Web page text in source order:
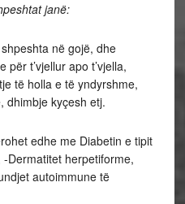
janë:
në gojë, dhe
t’vjellur apo t’vjella,
të holla e të yndyrshme,
dhimbje kyçesh etj.
edhe me Diabetin e tipit
Dermatitet herpetiforme,
autoimmune të